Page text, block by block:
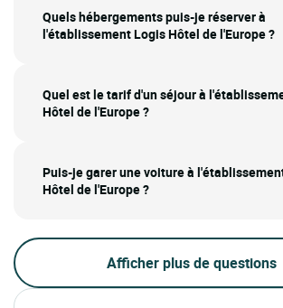
Quels hébergements puis-je réserver à
l'établissement Logis Hôtel de l'Europe ?
Quel est le tarif d'un séjour à
Hôtel de l'Europe ?
Puis-je garer une voiture à
Hôtel de l'Europe ?
Afficher plus de questions